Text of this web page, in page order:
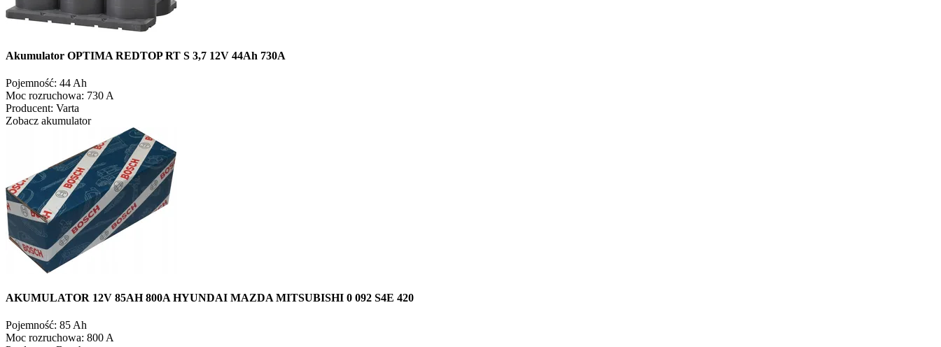
Akumulator OPTIMA REDTOP RT S 3,7 12V 44Ah 730A
Pojemność: 44 Ah
Moc rozruchowa: 730 A
Producent: Varta
Zobacz akumulator
AKUMULATOR 12V 85AH 800A HYUNDAI MAZDA MITSUBISHI 0 092 S4E 420
Pojemność: 85 Ah
Moc rozruchowa: 800 A